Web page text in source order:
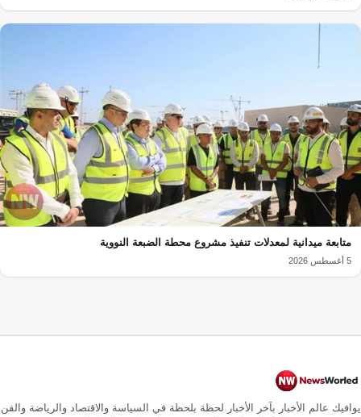
متابعة ميدانية لمعدلات تنفيذ مشروع محطة الضبعة النووية
5 أغسطس 2026
يوافيك عالم الأخبار بآخر الأخبار لحظة بلحظة في السياسة والاقتصاد والرياضة والفن